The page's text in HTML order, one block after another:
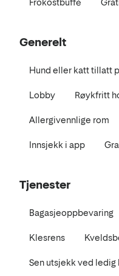
Frokostbuffé
Generelt
Hund eller katt tillatt
Lobby Røykfritt
Allergivennlige rom
Innsjekk i app
Tjenester
Bagasjeoppbevaring
Klesrens
Sen utsjekk ved ledig